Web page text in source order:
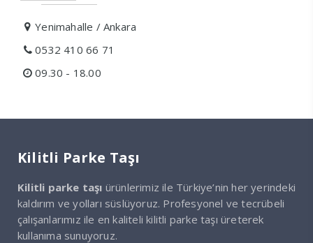
Yenimahalle / Ankara
0532 410 66 71
09.30 - 18.00
Kilitli Parke Taşı
Kilitli parke taşı ürünlerimiz ile Türkiye’nin her yerindeki
kaldırım ve yolları süslüyoruz. Profesyonel ve tecrübeli
çalışanlarımız ile en kaliteli kilitli parke taşı üreterek
kullanıma sunuyoruz.